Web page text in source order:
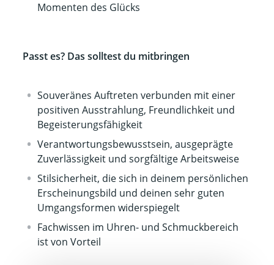
Momenten des Glücks
Passt es? Das solltest du mitbringen
Souveränes Auftreten verbunden mit einer
positiven Ausstrahlung, Freundlichkeit und
Begeisterungsfähigkeit
Verantwortungsbewusstsein, ausgeprägte
Zuverlässigkeit und sorgfältige Arbeitsweise
Stilsicherheit, die sich in deinem persönlichen
Erscheinungsbild und deinen sehr guten
Umgangsformen widerspiegelt
Fachwissen im Uhren- und Schmuckbereich
ist von Vorteil